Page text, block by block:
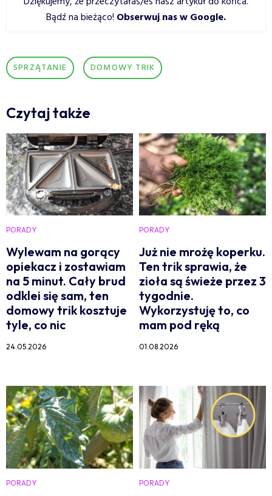
Bądź na bieżąco! Obserwuj nas w Google.
SPRZĄTANIE DOMOWY TRIK
Czytaj także
PORADY
Wylewam na gorący
opiekacz i zostawiam
na 5 minut. Cały brud
odklei się sam, ten
domowy trik kosztuje
tyle, co nic
24.05.2026
PORADY
Już nie mrożę koperku.
Ten trik sprawia, że
zioła są świeże przez 3
tygodnie.
Wykorzystuję to, co
mam pod ręką
01.08.2026
PORADY PORADY